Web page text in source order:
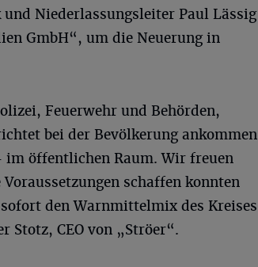
Niederlassungsleiter Paul Lässig
GmbH“, um die Neuerung in
Feuerwehr und Behörden,
bei der Bevölkerung ankommen
im öffentlichen Raum. Wir freuen
schaffen konnten
den Warnmittelmix des Kreises
Stotz, CEO von „Ströer“.